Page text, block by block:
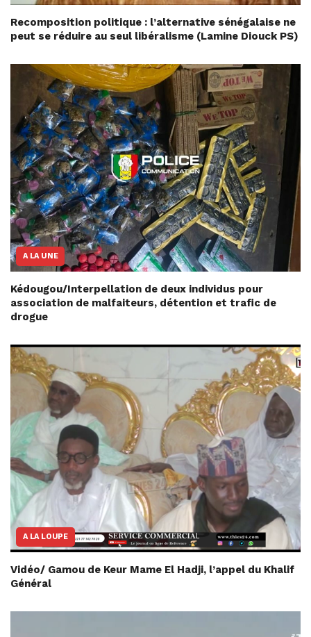
Recomposition politique : l’alternative sénégalaise ne
peut se réduire au seul libéralisme (Lamine Diouck PS)
A LA UNE
Kédougou/Interpellation de deux individus pour
association de malfaiteurs, détention et trafic de
drogue
A LA LOUPE
Vidéo/ Gamou de Keur Mame El Hadji, l’appel du Khalif
Général